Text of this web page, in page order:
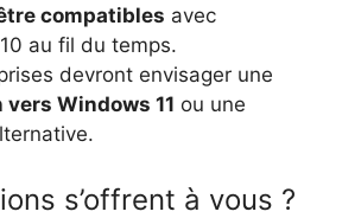
compatibles avec
au fil du temps.
devront envisager une
Windows 11 ou une
s’offrent à vous ?